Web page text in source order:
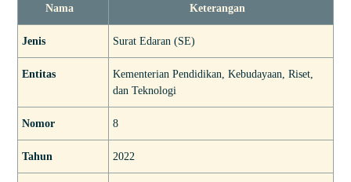
Nama Keterangan
Jenis Surat Edaran (SE)
Entitas
Kementerian Pendidikan, Kebudayaan, Riset,
dan Teknologi
Nomor 8
Tahun 2022